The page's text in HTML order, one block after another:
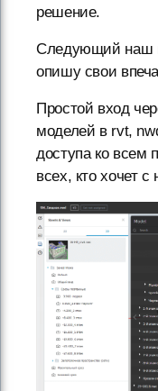
решение.
Следующий наш
опишу свои
Простой вход
моделей в rvt,
доступа ко всем
всех, кто хочет